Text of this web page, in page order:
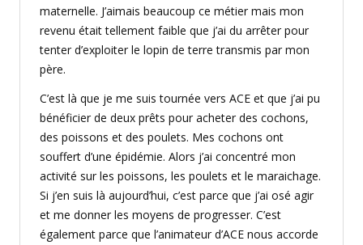
maternelle. J’aimais beaucoup ce métier mais mon
revenu était tellement faible que j’ai du arrêter pour
tenter d’exploiter le lopin de terre transmis par mon
père.
C’est là que je me suis tournée vers ACE et que j’ai pu
bénéficier de deux prêts pour acheter des cochons,
des poissons et des poulets. Mes cochons ont
souffert d’une épidémie. Alors j’ai concentré mon
activité sur les poissons, les poulets et le maraichage.
Si j’en suis là aujourd’hui, c’est parce que j’ai osé agir
et me donner les moyens de progresser. C’est
également parce que l’animateur d’ACE nous accorde